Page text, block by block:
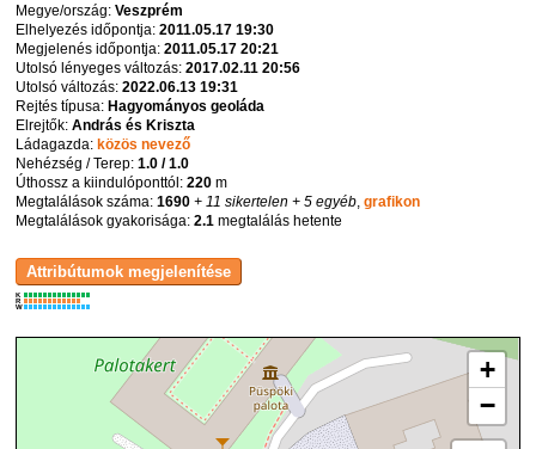
Megye/ország:Veszprém
Elhelyezés időpontja:2011.05.17 19:30
Megjelenés időpontja:2011.05.17 20:21
Utolsó lényeges változás:2017.02.11 20:56
Utolsó változás:2022.06.13 19:31
Rejtés típusa:Hagyományos geoláda
Elrejtők:András és Kriszta
Ládagazda:közös nevező
Nehézség / Terep:1.0 / 1.0
Úthossz a kiindulóponttól:220 m
Megtalálások száma:1690 + 11 sikertelen + 5 egyéb ,grafikon
Megtalálások gyakorisága:2.1 megtalálás hetente
K
R
W
+
−